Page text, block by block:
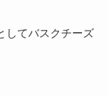
してバスクチーズ